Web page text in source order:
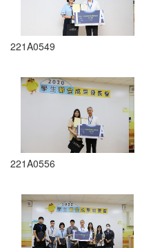
221A0549
221A0556